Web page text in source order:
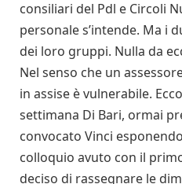
consiliari del Pdl e Circoli
personale s’intende. Ma i
dei loro gruppi. Nulla da
Nel senso che un
in assise è vulnerabile.
settimana Di Bari, ormai
convocato Vinci
colloquio avuto con il
deciso di rassegnare le